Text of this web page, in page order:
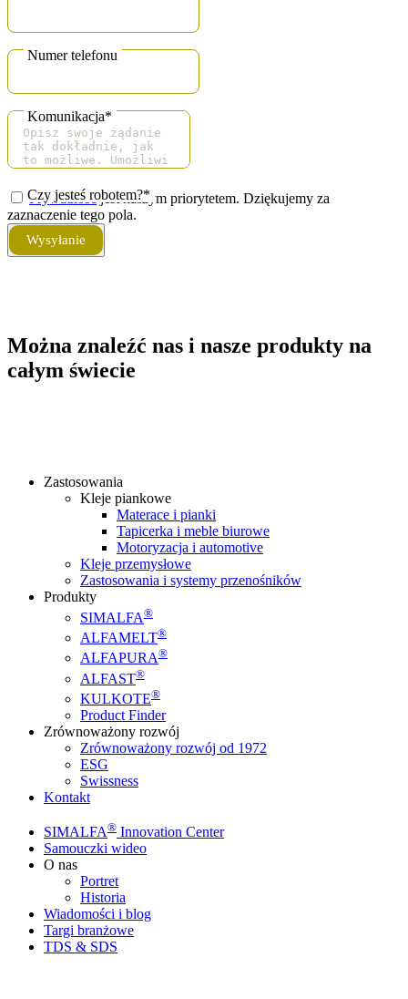
Numer telefonu
Contact
Email*
Komunikacja*
Czy jesteś robotem?*
Prywatnośćjest naszym priorytetem. Dziękujemy za
zaznaczenie tego pola.
Wysyłanie
Można znaleźć nas i nasze produkty na
całym świecie
Zastosowania
Kleje piankowe
Materace i pianki
Tapicerka i meble biurowe
Motoryzacja i automotive
Kleje przemysłowe
Zastosowania i systemy przenośników
Produkty
SIMALFA®
ALFAMELT®
ALFAPURA®
ALFAST®
KULKOTE®
Product Finder
Zrównoważony rozwój
Zrównoważony rozwój od 1972
ESG
Swissness
Kontakt
SIMALFA® Innovation Center
Samouczki wideo
O nas
Portret
Historia
Wiadomości i blog
Targi branżowe
TDS & SDS